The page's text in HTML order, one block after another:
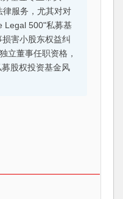
律服务，尤其对对
Legal 500"私募基
害小股东权益纠
立董事任职资格，
股权投资基金风